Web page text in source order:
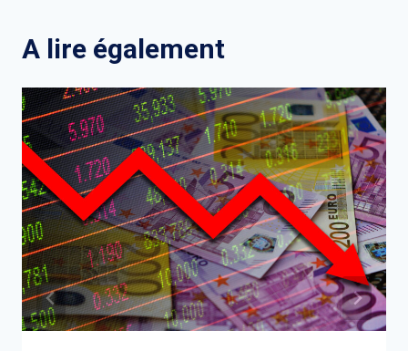
A lire également